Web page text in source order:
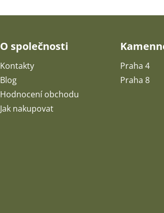
O společnosti
Kontakty
Blog
Hodnocení obchodu
Jak nakupovat
Praha 4
Praha 8